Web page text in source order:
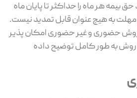
بیمه هر ماه را حداکثر تا پایان ماه
به هیچ عنوان قابل تمدید نیست.
حضوری و غیر حضوری امکان‌ پذیر
به طور کامل توضیح داده